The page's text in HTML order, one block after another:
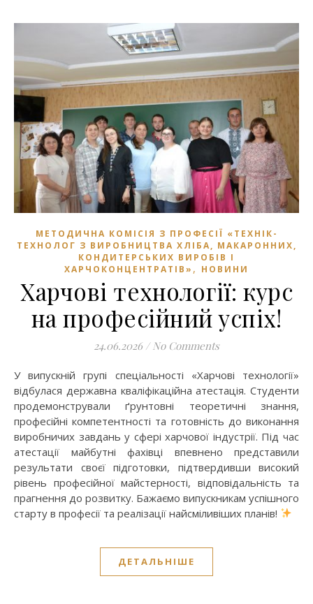
МЕТОДИЧНА КОМІСІЯ З ПРОФЕСІЇ «ТЕХНІК-
ТЕХНОЛОГ З ВИРОБНИЦТВА ХЛІБА, МАКАРОННИХ,
КОНДИТЕРСЬКИХ ВИРОБІВ І
ХАРЧОКОНЦЕНТРАТІВ» , НОВИНИ
Харчові технології: курс
на професійний успіх!
24.06.2026 / No Comments
У випускній групі спеціальності «Харчові технології»
відбулася державна кваліфікаційна атестація. Студенти
продемонстрували ґрунтовні теоретичні знання,
професійні компетентності та готовність до виконання
виробничих завдань у сфері харчової індустрії. Під час
атестації майбутні фахівці впевнено представили
результати своєї підготовки, підтвердивши високий
рівень професійної майстерності, відповідальність та
прагнення до розвитку. Бажаємо випускникам успішного
старту в професії та реалізації найсміливіших планів!
ДЕТАЛЬНІШЕ